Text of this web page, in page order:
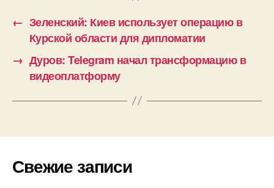
← Зеленский: Киев использует операцию в
Курской области для дипломатии
→ Дуров: Telegram начал трансформацию в
видеоплатформу
Свежие записи